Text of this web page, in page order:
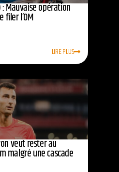
: Mauvaise opération
filer l’OM
LIRE PLUS
veut rester au
malgré une cascade